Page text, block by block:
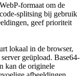
formaat om de
splitsing bij gebruik
geef prioriteit
lokaal in de browser,
geüpload. Base64-
kan de originele